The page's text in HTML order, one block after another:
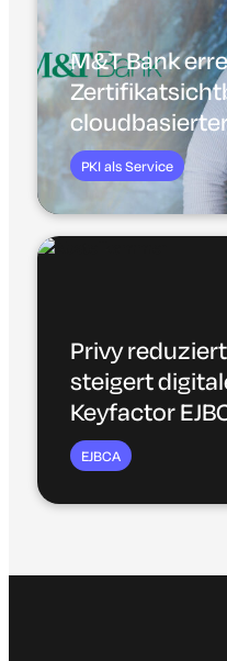
M&T Bank
PKI als Service
Privy
steigert
Keyfactor
EJBCA